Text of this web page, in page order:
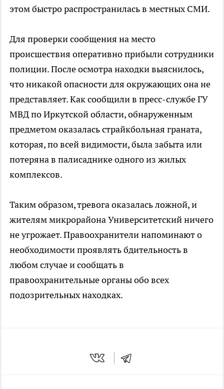
этом быстро распространилась в местных СМИ.
Для проверки сообщения на место
происшествия оперативно прибыли сотрудники
полиции. После осмотра находки выяснилось,
что никакой опасности для окружающих она не
представляет. Как сообщили в пресс-службе ГУ
МВД по Иркутской области, обнаруженным
предметом оказалась страйкбольная граната,
которая, по всей видимости, была забыта или
потеряна в палисаднике одного из жилых
комплексов.
Таким образом, тревога оказалась ложной, и
жителям микрорайона Университетский ничего
не угрожает. Правоохранители напоминают о
необходимости проявлять бдительность в
любом случае и сообщать в
правоохранительные органы обо всех
подозрительных находках.